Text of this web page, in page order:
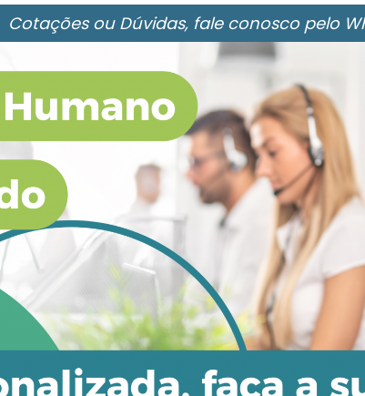
Cotações ou Dúvidas, fale conosco pelo